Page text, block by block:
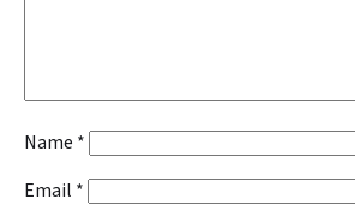
Name *
Email *